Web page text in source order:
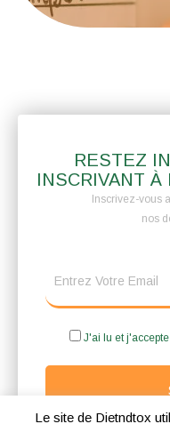
RESTEZ
INSCRIVANT
Inscrivez-vous
nos
J'ai lu et
Le site de Dietndtox